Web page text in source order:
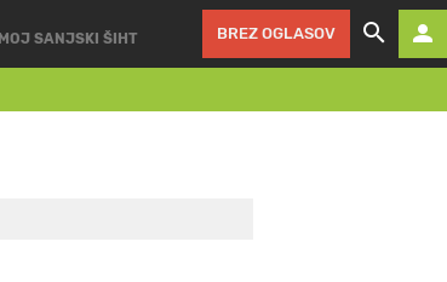
MOJ SANJSKI ŠIHT BREZ OGLASOV